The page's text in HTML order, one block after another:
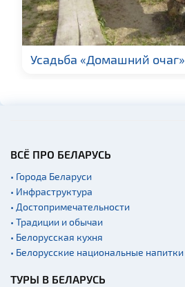
Усадьба «Домашний очаг»
ВСЁ ПРО БЕЛАРУСЬ
• Города Беларуси
• Инфраструктура
• Достопримечательности
• Традиции и обычаи
• Белорусская кухня
• Белорусские национальные напитки
ТУРЫ В БЕЛАРУСЬ